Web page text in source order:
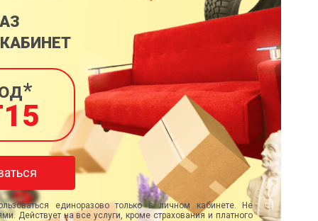
единоразово только в личном кабинете. Не
Действует на все услуги, кроме страхования и платного